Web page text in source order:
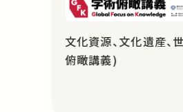
文化資源、文化遺産、
俯瞰講義)